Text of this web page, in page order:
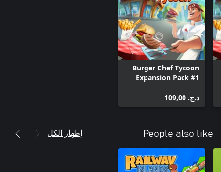
Burger Chef Tycoon
Expansion Pack #1
د.ج.‏ 109,00
People also like إظهار الكل